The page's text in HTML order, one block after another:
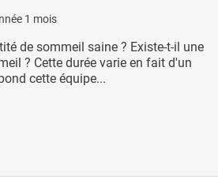
1 mois
de sommeil saine ? Existe-t-il une
? Cette durée varie en fait d'un
cette équipe...